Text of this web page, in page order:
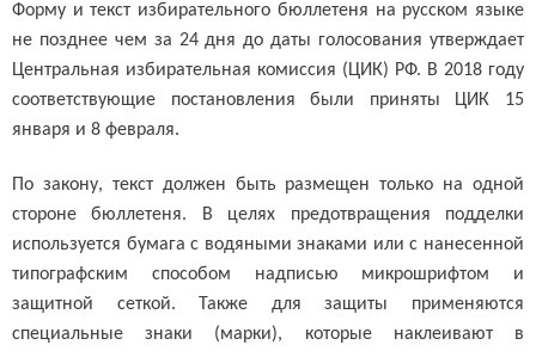
Форму и текст избирательного бюллетеня на русском языке
не позднее чем за 24 дня до даты голосования утверждает
Центральная избирательная комиссия (ЦИК) РФ. В 2018 году
соответствующие постановления были приняты ЦИК 15
января и 8 февраля.
По закону, текст должен быть размещен только на одной
стороне бюллетеня. В целях предотвращения подделки
используется бумага с водяными знаками или с нанесенной
типографским способом надписью микрошрифтом и
защитной сеткой. Также для защиты применяются
специальные знаки (марки), которые наклеивают в